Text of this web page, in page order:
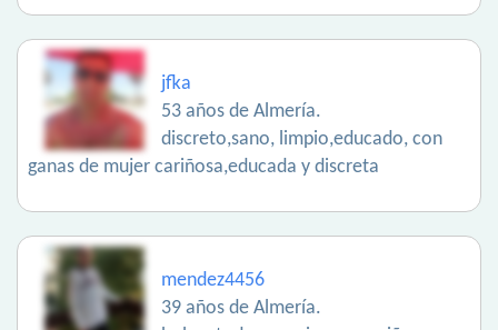
jfka
53 años de Almería.
discreto,sano, limpio,educado, con
ganas de mujer cariñosa,educada y discreta
mendez4456
39 años de Almería.